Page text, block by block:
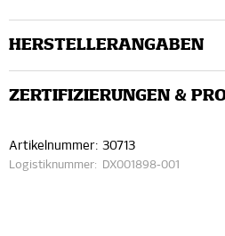
HERSTELLERANGABEN
ZERTIFIZIERUNGEN &
Artikelnummer: 30713
Logistiknummer: DX001898-001